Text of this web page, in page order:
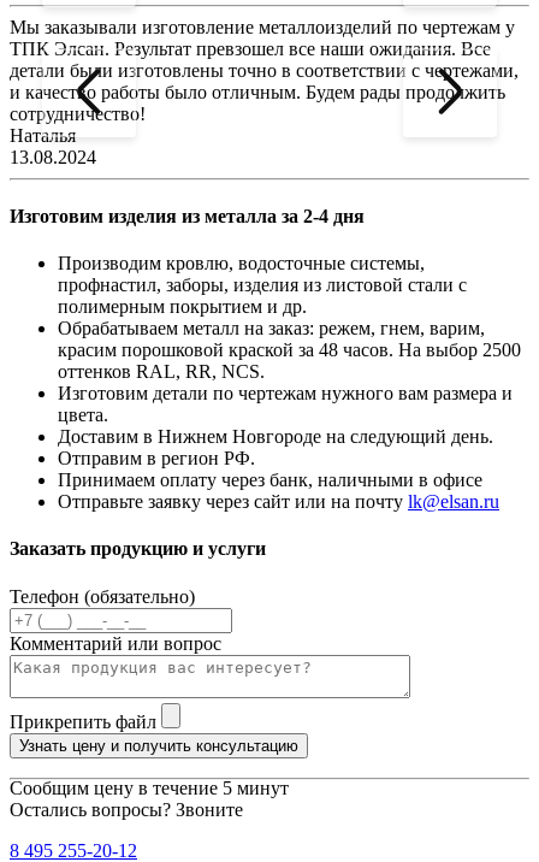
Мы заказывали изготовление металлоизделий по чертежам у
ТПК Элсан. Результат превзошел все наши ожидания. Все
детали были изготовлены точно в соответствии с чертежами,
и качество работы было отличным. Будем рады продолжить
сотрудничество!
Наталья
13.08.2024
Изготовим изделия из металла за 2-4 дня
Производим кровлю, водосточные системы,
профнастил, заборы, изделия из листовой стали с
полимерным покрытием и др.
Обрабатываем металл на заказ: режем, гнем, варим,
красим порошковой краской за 48 часов. На выбор 2500
оттенков RAL, RR, NCS.
Изготовим детали по чертежам нужного вам размера и
цвета.
Доставим в Нижнем Новгороде на следующий день.
Отправим в регион РФ.
Принимаем оплату через банк, наличными в офисе
Отправьте заявку через сайт или на почту lk@elsan.ru
Заказать продукцию и услуги
Телефон (обязательно)
Комментарий или вопрос
Прикрепить файл
Узнать цену и получить консультацию
Сообщим цену в течение 5 минут
Остались вопросы? Звоните
8 495 255-20-12